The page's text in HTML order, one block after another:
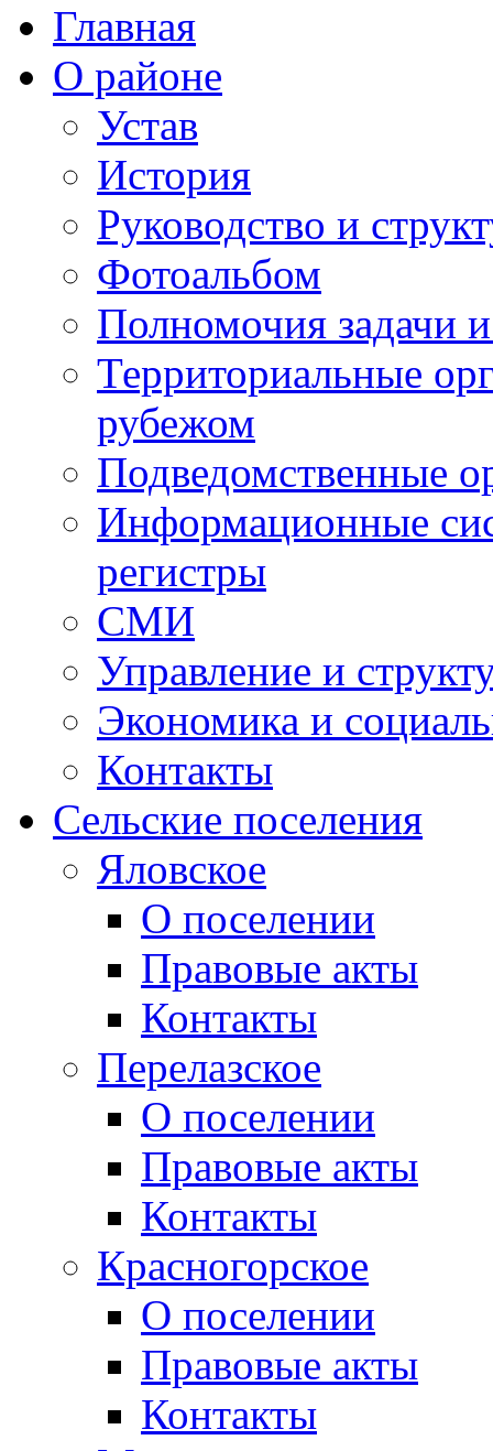
Главная
О районе
Устав
История
Руководство и
Фотоальбом
Полномочия задачи
Территориальные
рубежом
Подведомственные
Информационные
регистры
СМИ
Управление и
Экономика и
Контакты
Сельские поселения
Яловское
О поселении
Правовые акты
Контакты
Перелазское
О поселении
Правовые акты
Контакты
Красногорское
О поселении
Правовые акты
Контакты